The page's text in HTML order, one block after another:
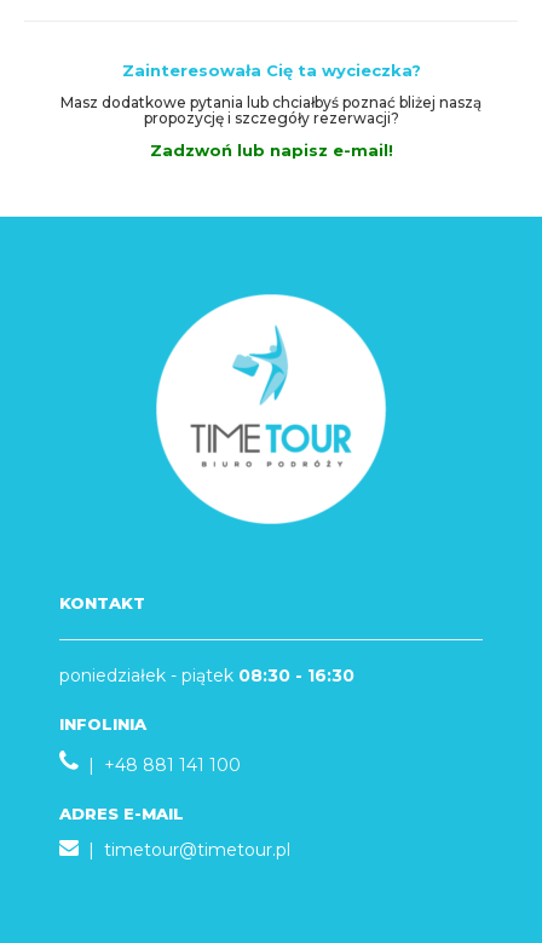
Zainteresowała Cię ta wycieczka?
Masz dodatkowe pytania lub chciałbyś poznać bliżej naszą
propozycję i szczegóły rezerwacji?
Zadzwoń lub napisz e-mail!
KONTAKT
poniedziałek - piątek 08:30 - 16:30
INFOLINIA
| +48 881 141 100
ADRES E-MAIL
| timetour@timetour.pl